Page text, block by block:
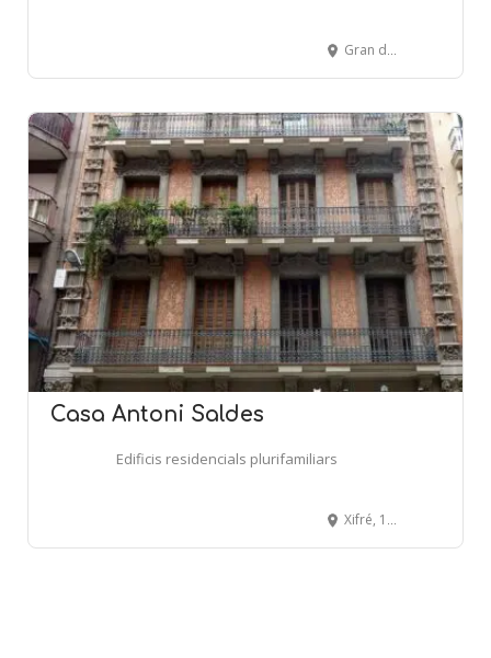
Gran de La Sagrera, 157 - Pacífic, 7 - BARCELONA
Casa Antoni Saldes
Edificis residencials plurifamiliars
Xifré, 19-21 - BARCELONA